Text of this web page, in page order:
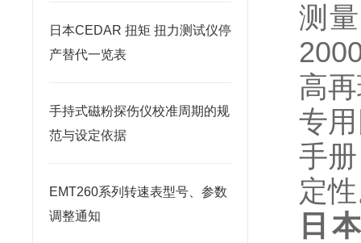
日本CEDAR 扭矩 扭力测试仪停
产替代一览表
手持式磁粉探伤仪校准周期的规
范与设定依据
EMT260系列转速表型号、参数
调整通知
测
高
专
手
定
日